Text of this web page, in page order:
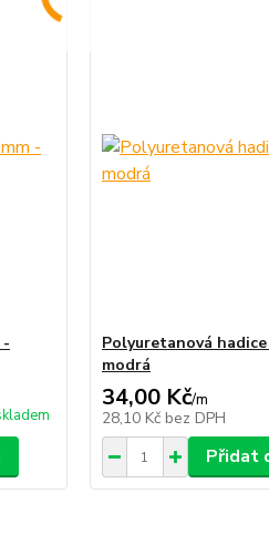
-
Polyuretanová hadice
modrá
34,00 Kč/m
28,10 Kč bez DPH
Přidat